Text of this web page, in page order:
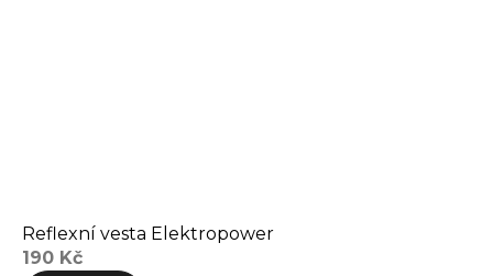
Reflexní vesta Elektropower
190 Kč